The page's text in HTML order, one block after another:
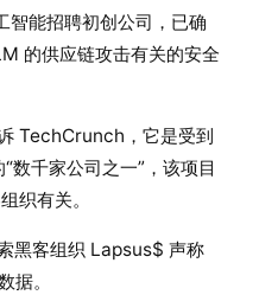
能招聘初创公司，已确
的供应链攻击有关的安全
TechCrunch，它是受到
千家公司之一”，该项目
织有关。
黑客组织 Lapsus$ 声称
据。